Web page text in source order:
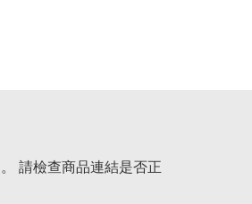
請檢查商品連結是否正